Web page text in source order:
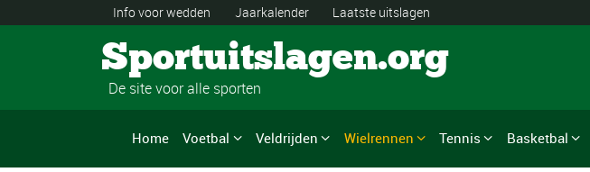
Info voor wedden Jaarkalender Laatste uitslagen
Sportuitslagen.org
De site voor alle sporten
Home Voetbal Veldrijden Wielrennen Tennis Basketbal